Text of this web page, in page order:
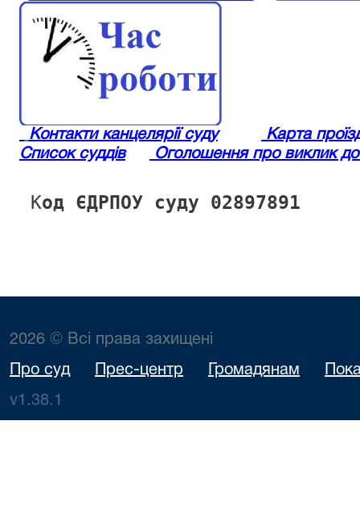
Контакти канцелярії суду
Карта
Список суддів
Оголошення про виклик до
Код ЄДРПОУ суду 02897891
2026 © Всі права захищені
Про суд Прес-центр Громадянам
v1.38.1